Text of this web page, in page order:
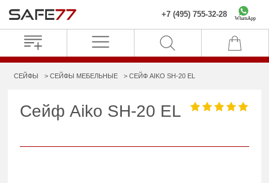
+7 (495) 755-32-28 WhatsApp
СЕЙФЫ СЕЙФЫ МЕБЕЛЬНЫЕ СЕЙФ AIKO SH-20 EL
Сейф Aiko SH-20 EL